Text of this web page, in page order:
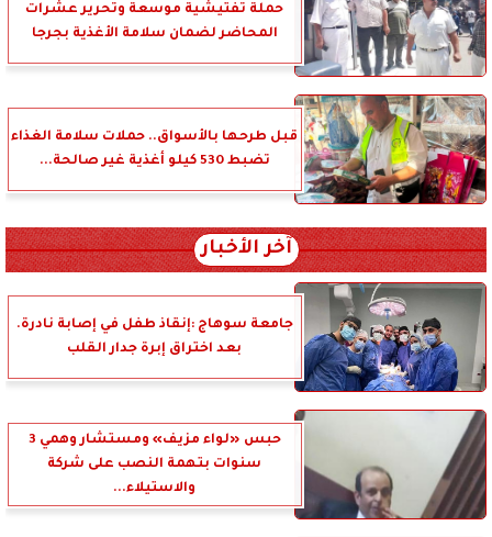
حملة تفتيشية موسعة وتحرير عشرات
المحاضر لضمان سلامة الأغذية بجرجا
قبل طرحها بالأسواق.. حملات سلامة الغذاء
تضبط 530 كيلو أغذية غير صالحة...
آخر الأخبار
جامعة سوهاج :إنقاذ طفل في إصابة نادرة.
بعد اختراق إبرة جدار القلب
حبس «لواء مزيف» ومستشار وهمي 3
سنوات بتهمة النصب على شركة
والاستيلاء...